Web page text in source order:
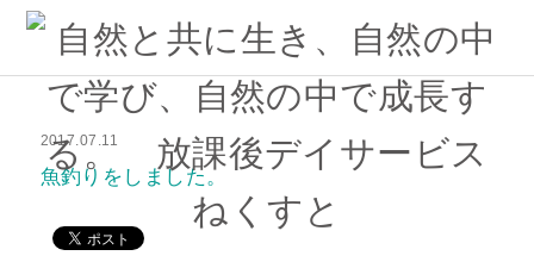
2017.07.11
魚釣りをしました。